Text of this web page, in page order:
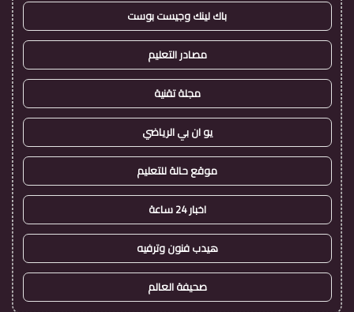
باك لينك وجيست بوست
مصادر التعليم
مجلة تقنية
يو ان بي الرياضي
موقع حالة للتعليم
اخبار 24 ساعة
هيدب فنون وترفيه
صحيفة العالم